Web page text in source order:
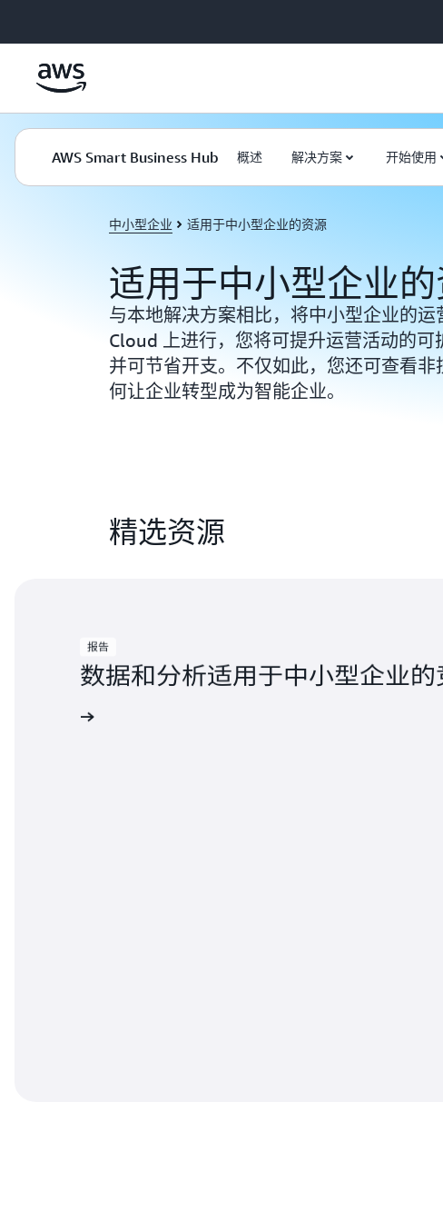
AWS Smart Business Hub 概述 解决方案 开始使用
中小型企业 适用于中小型企业的资源
适用于中小型企业
与本地解决方案相比，将中小型企业的运
Cloud 上进行，您将可提升运营活动的可
并可节省开支。不仅如此，您还可查看非
何让企业转型成为智能企业。
精选资源
报告
数据和分析适用于中小型企业的